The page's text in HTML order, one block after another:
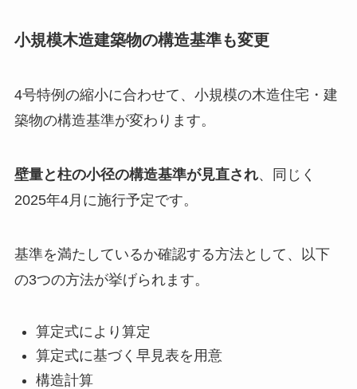
小規模木造建築物の構造基準も変更
4号特例の縮小に合わせて、小規模の木造住宅・建
築物の構造基準が変わります。
壁量と柱の小径の構造基準が見直され、同じく
2025年4月に施行予定です。
基準を満たしているか確認する方法として、以下
の3つの方法が挙げられます。
算定式により算定
算定式に基づく早見表を用意
構造計算